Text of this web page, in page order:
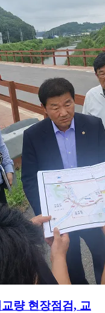
량 현장점검, 교